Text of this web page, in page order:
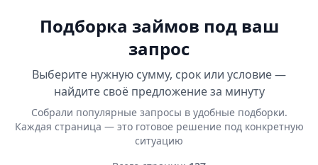
Подборка займов под ваш
запрос
Выберите нужную сумму, срок или условие —
найдите своё предложение за минуту
Собрали популярные запросы в удобные подборки.
Каждая страница — это готовое решение под конкретную
ситуацию